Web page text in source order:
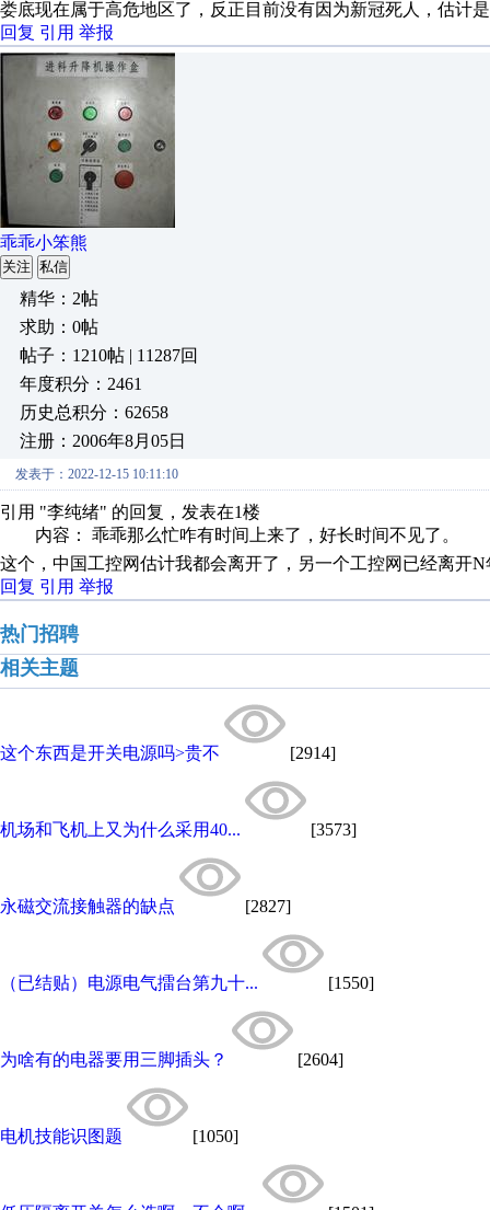
娄底现在属于高危地区了，反正目前没有因为新冠死人，估计
回复 引用 举报
乖乖小笨熊
关注 私信
精华：2帖
求助：0帖
帖子：1210帖 | 11287回
年度积分：2461
历史总积分：62658
注册：2006年8月05日
发表于：2022-12-15 10:11:10
引用 "李纯绪" 的回复，发表在1楼
内容： 乖乖那么忙咋有时间上来了，好长时间不见了。
这个，中国工控网估计我都会离开了，另一个工控网已经离开
回复 引用 举报
热门招聘
相关主题
这个东西是开关电源吗>贵不 [2914]
机场和飞机上又为什么采用40... [3573]
永磁交流接触器的缺点 [2827]
（已结贴）电源电气擂台第九十... [1550]
为啥有的电器要用三脚插头？ [2604]
电机技能识图题 [1050]